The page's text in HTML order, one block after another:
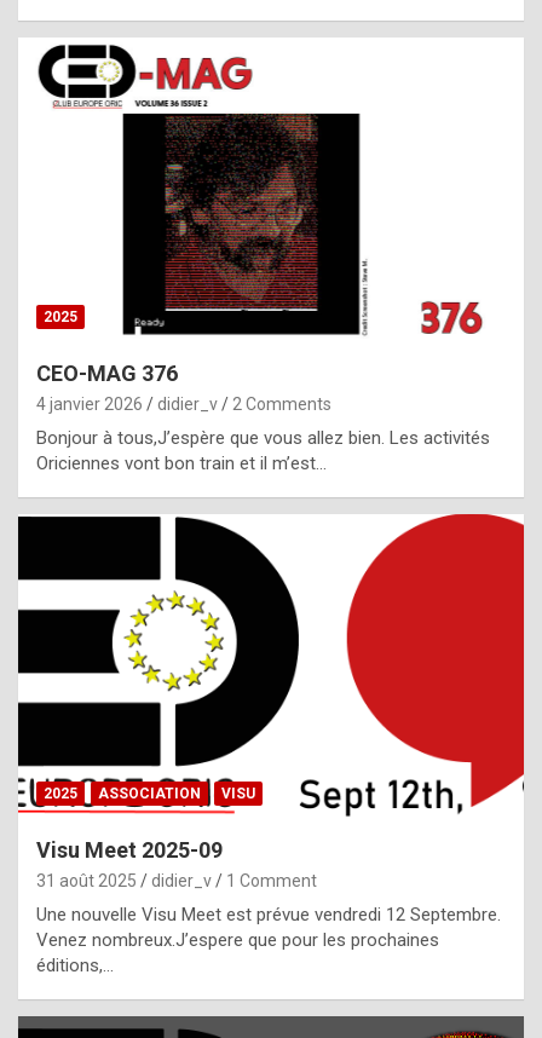
c
h
i
s
t
o
r
p
e
c
i
l
,
g
h
t
f
2025
CEO-MAG 376
4 janvier 2026 didier_v 2 Comments
Bonjour à tous,J’espère que vous allez bien. Les activités
Oriciennes vont bon train et il m’est…
2025 ASSOCIATION VISU
Visu Meet 2025-09
31 août 2025 didier_v 1 Comment
Une nouvelle Visu Meet est prévue vendredi 12 Septembre.
Venez nombreux.J’espere que pour les prochaines
éditions,…